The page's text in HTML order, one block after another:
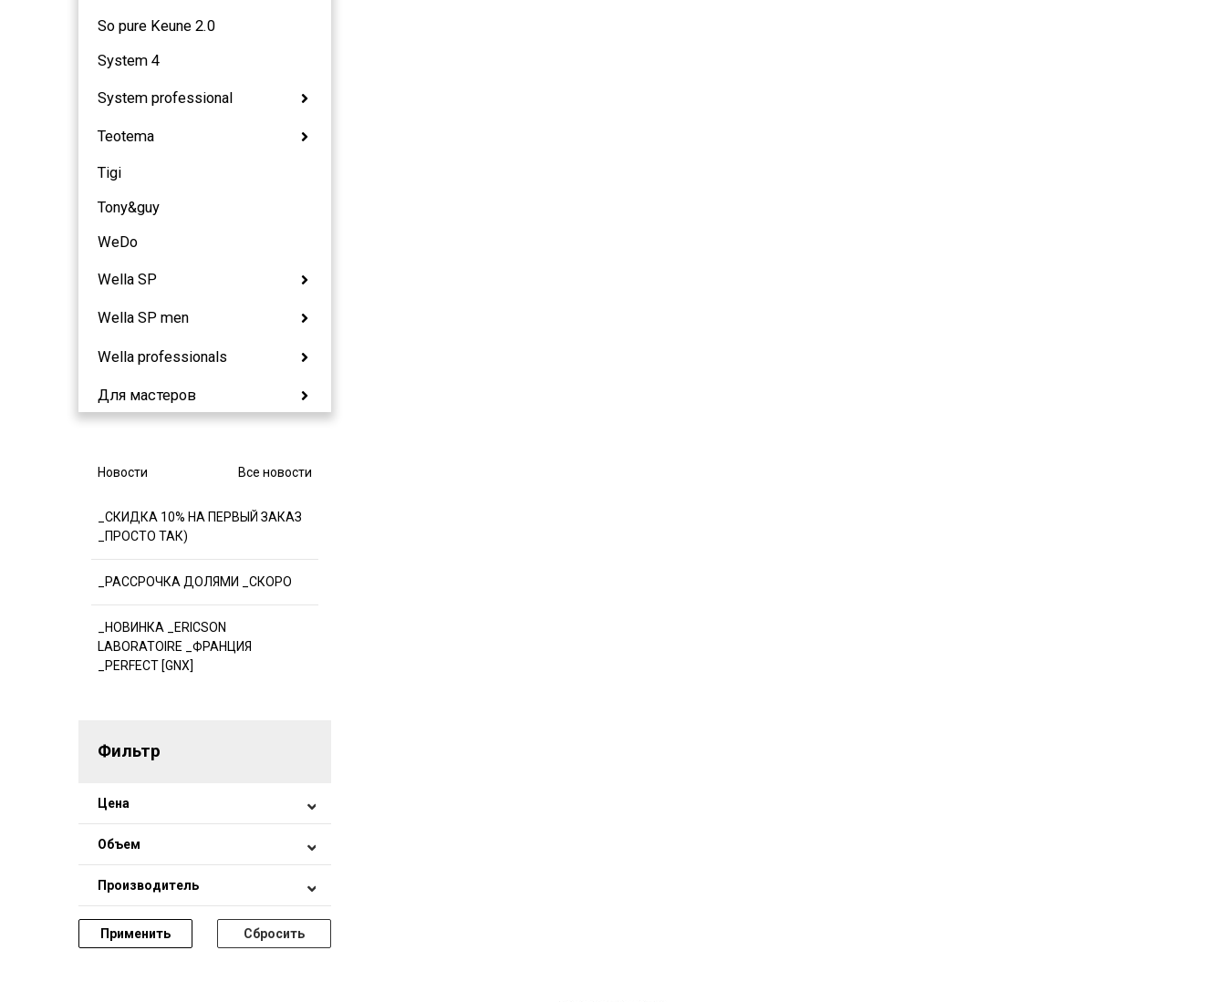
So pure Keune 2.0
System 4
System professional
Teotema
Tigi
Tony&guy
WeDo
Wella SP
Wella SP men
Wella professionals
Для мастеров
Новости Все новости
_СКИДКА 10% НА ПЕРВЫЙ ЗАКАЗ
_ПРОСТО ТАК)
_РАССРОЧКА ДОЛЯМИ _СКОРО
_НОВИНКА _ERICSON
LABORATOIRE _ФРАНЦИЯ
_PERFECT [GNX]
Фильтр
Цена
Объем
Производитель
Применить Сбросить